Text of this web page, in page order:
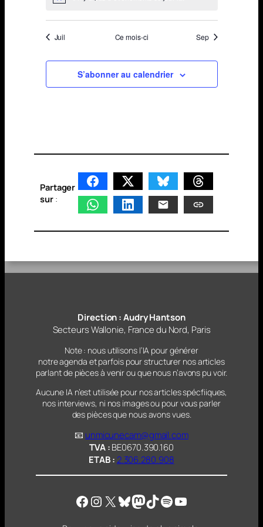
Juil Ce mois-ci Sep
S’abonner au calendrier
Partager
sur:
Direction : Audry Hantson
Secteurs Wallonie, France du Nord, Paris
Note : nous utilisons l’IA pour générer
notre agenda et parfois pour structurer nos articles
parlantde pièces à venir ou que nous n’avons pu voir.
Aucune IA n’est utilisée pour nos articles spécfiiques,
nos interviews, ni nos images ou pour vous parler
des pièces que nous avons vues.
📧 unmicunecam@gmail.com
TVA :BE0670.390.160
ETAB :2.306.280.908
Facebook
Instagram
X Bluesky
Mastodon
TikTok
Spotify
YouTube